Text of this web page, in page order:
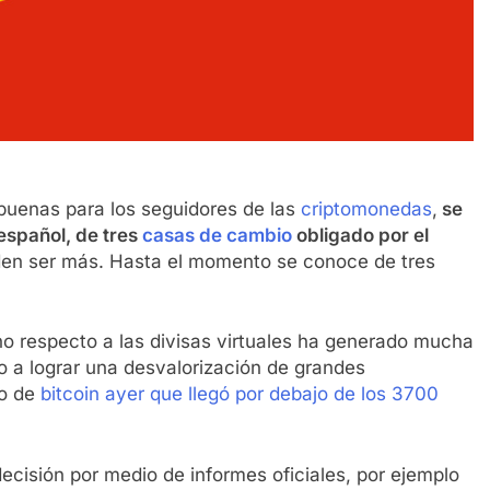
para los seguidores de las criptomonedas, se
de tres casas de cambio obligado por el
ser más. Hasta el momento se conoce de tres
respecto a las divisas virtuales ha generado mucha
lograr una desvalorización de grandes
de bitcoin ayer que llegó por debajo de los 3700
por medio de informes oficiales, por ejemplo